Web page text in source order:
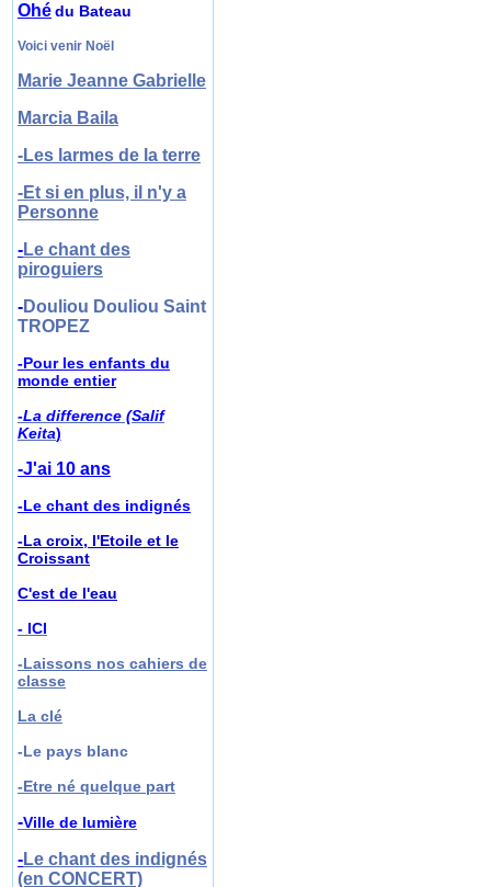
Ohédu Bateau
Voici venir Noël
Marie Jeanne Gabrielle
Marcia Baila
-Les larmes de la terre
-Et si en plus, il n'y a
Personne
-Le chant des
piroguiers
-Douliou Douliou Saint
TROPEZ
-Pour les enfants du
monde entier
-La difference (Salif
Keita)
-J'ai 10 ans
-Le chant des indignés
-La croix, l'Etoile et le
Croissant
C'est de l'eau
- ICI
-Laissons nos cahiers de
classe
La clé
-Le pays blanc
-Etre né quelque part
-Ville de lumière
-Le chant des indignés
(en CONCERT)